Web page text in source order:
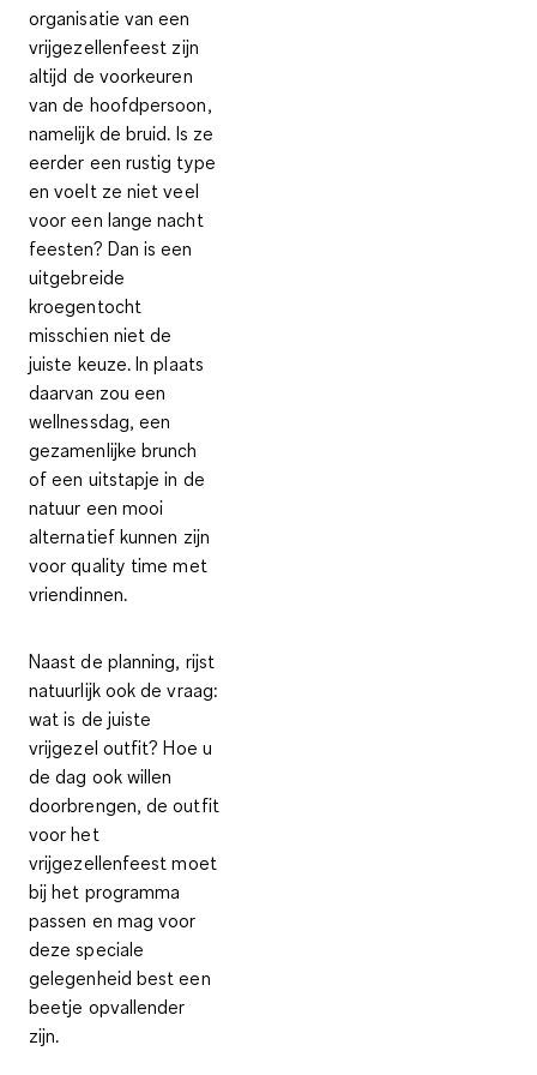
organisatie van een
vrijgezellenfeest zijn
altijd de voorkeuren
van de hoofdpersoon,
namelijk de bruid. Is ze
eerder een rustig type
en voelt ze niet veel
voor een lange nacht
feesten? Dan is een
uitgebreide
kroegentocht
misschien niet de
juiste keuze. In plaats
daarvan zou een
wellnessdag, een
gezamenlijke brunch
of een uitstapje in de
natuur een mooi
alternatief kunnen zijn
voor quality time met
vriendinnen.
Naast de planning, rijst
natuurlijk ook de vraag:
wat is de juiste
vrijgezel outfit? Hoe u
de dag ook willen
doorbrengen, de outfit
voor het
vrijgezellenfeest moet
bij het programma
passen en mag voor
deze speciale
gelegenheid best een
beetje opvallender
zijn.